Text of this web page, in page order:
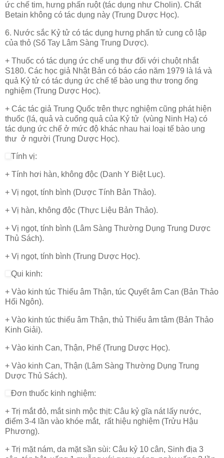
ức chế tim, hưng phấn ruột (tác dụng như Cholin). Chất
Betain không có tác dụng này (Trung Dược Học).
6. Nước sắc Kỷ tử có tác dụng hưng phấn tử cung cô lập
của thỏ (Sổ Tay Lâm Sàng Trung Dược).
+ Thuốc có tác dụng ức chế ung thư đối với chuột nhắt
S180. Các học giả Nhật Bản có báo cáo năm 1979 là lá và
quả Kỷ tử có tác dụng ức chế tế bào ung thư trong ống
nghiệm (Trung Dược Học).
+ Các tác giả Trung Quốc trên thực nghiệm cũng phát hiện
thuốc (lá, quả và cuống quả của Kỷ tử (vùng Ninh Hạ) có
tác dụng ức chế ở mức độ khác nhau hai loại tế bào ung
thư ở người (Trung Dược Học).
Tính vị:
+ Tính hơi hàn, không độc (Danh Y Biệt Lục).
+ Vị ngọt, tính bình (Dược Tính Bản Thảo).
+ Vị hàn, không độc (Thực Liệu Bản Thảo).
+ Vị ngọt, tính bình (Lâm Sàng Thường Dụng Trung Dược
Thủ Sách).
+ Vị ngọt, tính bình (Trung Dược Học).
Qui kinh:
+ Vào kinh túc Thiếu âm Thận, túc Quyết âm Can (Bản Thảo
Hối Ngôn).
+ Vào kinh túc thiếu âm Thận, thủ Thiếu âm tâm (Bản Thảo
Kinh Giải).
+ Vào kinh Can, Thận, Phế (Trung Dược Học).
+ Vào kinh Can, Thận (Lâm Sàng Thường Dụng Trung
Dược Thủ Sách).
Đơn thuốc kinh nghiệm:
+ Trị mắt đỏ, mắt sinh mộc thịt: Câu kỷ gĩa nát lấy nước,
điểm 3-4 lần vào khóe mắt, rất hiệu nghiệm (Trửu Hậu
Phương).
+ Trị mặt nám, da mặt sần sùi: Câu kỷ 10 cân, Sinh địa 3